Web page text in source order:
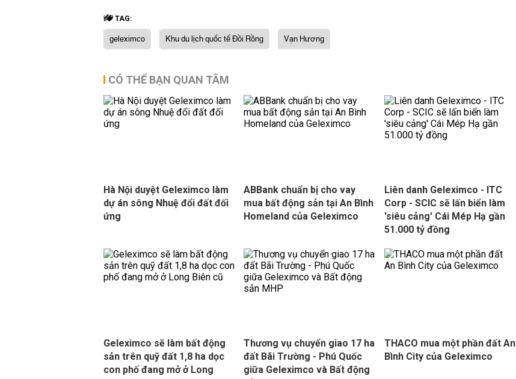
TAG:
geleximco Khu du lịch quốc tế Đồi Rồng Vạn Hương
CÓ THỂ BẠN QUAN TÂM
Hà Nội duyệt Geleximco làm
dự án sông Nhuệ đổi đất đối
ứng
ABBank chuẩn bị cho vay
mua bất động sản tại An Bình
Homeland của Geleximco
Liên danh Geleximco - ITC
Corp - SCIC sẽ lấn biển làm
'siêu cảng' Cái Mép Hạ gần
51.000 tỷ đồng
Geleximco sẽ làm bất động
sản trên quỹ đất 1,8 ha dọc
con phố đang mở ở Long
Thương vụ chuyển giao 17 ha
đất Bãi Trường - Phú Quốc
giữa Geleximco và Bất động
THACO mua một phần đất An
Bình City của Geleximco